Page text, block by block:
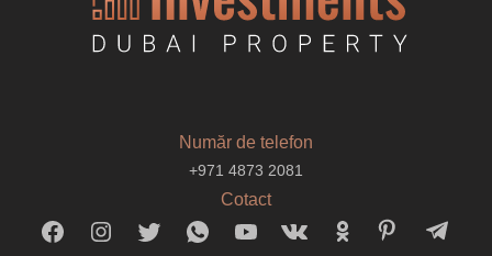
Număr de telefon
+971 4873 2081
Cotact